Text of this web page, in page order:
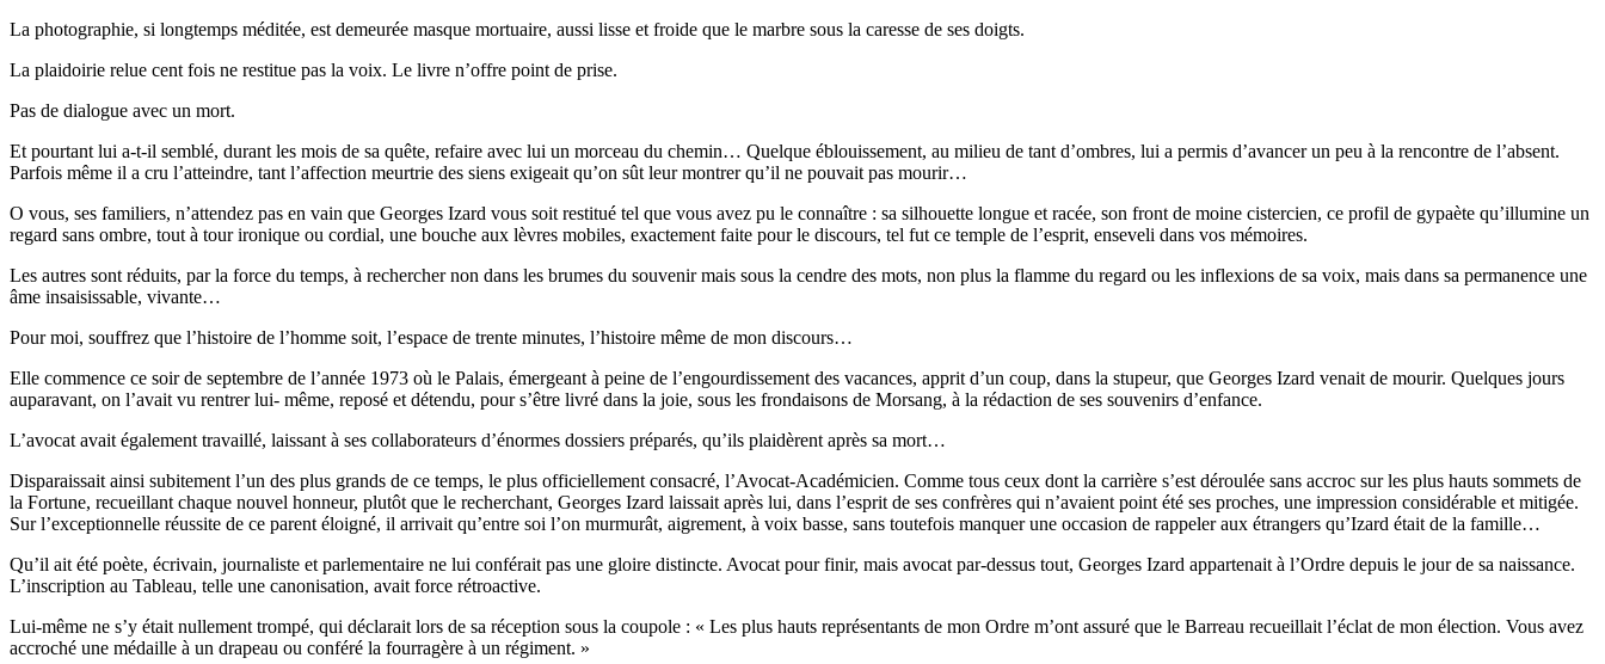
La photographie, si longtemps méditée, est demeurée masque mortuaire, aussi lisse et froide que le marbre sous la caresse de ses doigts.
La plaidoirie relue cent fois ne restitue pas la voix. Le livre n’offre point de prise.
Pas de dialogue avec un mort.
Et pourtant lui a-t-il semblé, durant les mois de sa quête, refaire avec lui un morceau du chemin… Quelque éblouissement, au milieu de tant d’ombres, lui a permis d’avancer un peu à la rencontre de l’absent.
Parfois même il a cru l’atteindre, tant l’affection meurtrie des siens exigeait qu’on sût leur montrer qu’il ne pouvait pas mourir…
O vous, ses familiers, n’attendez pas en vain que Georges Izard vous soit restitué tel que vous avez pu le connaître : sa silhouette longue et racée, son front de moine cistercien, ce profil de gypaète qu’illumine un
regard sans ombre, tout à tour ironique ou cordial, une bouche aux lèvres mobiles, exactement faite pour le discours, tel fut ce temple de l’esprit, enseveli dans vos mémoires.
Les autres sont réduits, par la force du temps, à rechercher non dans les brumes du souvenir mais sous la cendre des mots, non plus la flamme du regard ou les inflexions de sa voix, mais dans sa permanence une
âme insaisissable, vivante…
Pour moi, souffrez que l’histoire de l’homme soit, l’espace de trente minutes, l’histoire même de mon discours…
Elle commence ce soir de septembre de l’année 1973 où le Palais, émergeant à peine de l’engourdissement des vacances, apprit d’un coup, dans la stupeur, que Georges Izard venait de mourir. Quelques jours
auparavant, on l’avait vu rentrer lui- même, reposé et détendu, pour s’être livré dans la joie, sous les frondaisons de Morsang, à la rédaction de ses souvenirs d’enfance.
L’avocat avait également travaillé, laissant à ses collaborateurs d’énormes dossiers préparés, qu’ils plaidèrent après sa mort…
Disparaissait ainsi subitement l’un des plus grands de ce temps, le plus officiellement consacré, l’Avocat-Académicien. Comme tous ceux dont la carrière s’est déroulée sans accroc sur les plus hauts sommets de
la Fortune, recueillant chaque nouvel honneur, plutôt que le recherchant, Georges Izard laissait après lui, dans l’esprit de ses confrères qui n’avaient point été ses proches, une impression considérable et mitigée.
Sur l’exceptionnelle réussite de ce parent éloigné, il arrivait qu’entre soi l’on murmurât, aigrement, à voix basse, sans toutefois manquer une occasion de rappeler aux étrangers qu’Izard était de la famille…
Qu’il ait été poète, écrivain, journaliste et parlementaire ne lui conférait pas une gloire distincte. Avocat pour finir, mais avocat par-dessus tout, Georges Izard appartenait à l’Ordre depuis le jour de sa naissance.
L’inscription au Tableau, telle une canonisation, avait force rétroactive.
Lui-même ne s’y était nullement trompé, qui déclarait lors de sa réception sous la coupole : « Les plus hauts représentants de mon Ordre m’ont assuré que le Barreau recueillait l’éclat de mon élection. Vous avez
accroché une médaille à un drapeau ou conféré la fourragère à un régiment. »